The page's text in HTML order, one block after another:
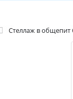
Стеллаж в общепит